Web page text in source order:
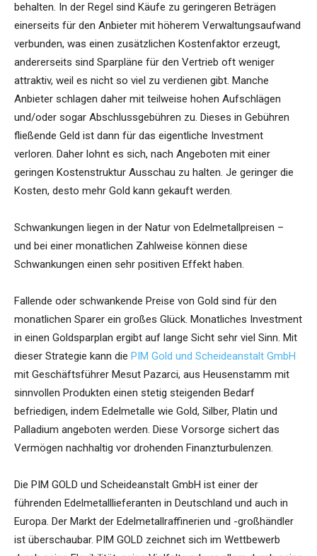
behalten. In der Regel sind Käufe zu geringeren Beträgen
einerseits für den Anbieter mit höherem Verwaltungsaufwand
verbunden, was einen zusätzlichen Kostenfaktor erzeugt,
andererseits sind Sparpläne für den Vertrieb oft weniger
attraktiv, weil es nicht so viel zu verdienen gibt. Manche
Anbieter schlagen daher mit teilweise hohen Aufschlägen
und/oder sogar Abschlussgebühren zu. Dieses in Gebühren
fließende Geld ist dann für das eigentliche Investment
verloren. Daher lohnt es sich, nach Angeboten mit einer
geringen Kostenstruktur Ausschau zu halten. Je geringer die
Kosten, desto mehr Gold kann gekauft werden.
Schwankungen liegen in der Natur von Edelmetallpreisen –
und bei einer monatlichen Zahlweise können diese
Schwankungen einen sehr positiven Effekt haben.
Fallende oder schwankende Preise von Gold sind für den
monatlichen Sparer ein großes Glück. Monatliches Investment
in einen Goldsparplan ergibt auf lange Sicht sehr viel Sinn. Mit
dieser Strategie kann die PIM Gold und Scheideanstalt GmbH
mit Geschäftsführer Mesut Pazarci, aus Heusenstamm mit
sinnvollen Produkten einen stetig steigenden Bedarf
befriedigen, indem Edelmetalle wie Gold, Silber, Platin und
Palladium angeboten werden. Diese Vorsorge sichert das
Vermögen nachhaltig vor drohenden Finanzturbulenzen.
Die PIM GOLD und Scheideanstalt GmbH ist einer der
führenden Edelmetalllieferanten in Deutschland und auch in
Europa. Der Markt der Edelmetallraffinerien und -großhändler
ist überschaubar. PIM GOLD zeichnet sich im Wettbewerb